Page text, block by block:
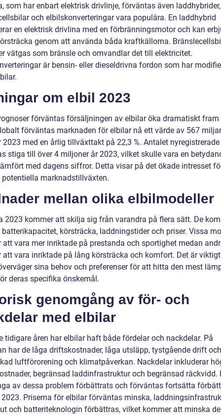
som har enbart elektrisk drivlinje, förväntas även laddhybrider,
och elbilskonverteringar vara populära. En laddhybrid
en elektrisk drivlina med en förbränningsmotor och kan
genom att använda båda kraftkällorna.
vätgas som bränsle och omvandlar det till elektricitet.
är bensin- eller dieseldrivna fordon som har
om elbil 2023
förväntas försäljningen av elbilar öka dramatiskt
förväntas marknaden för elbilar nå ett värde av 567
2023 med en årlig tillväxttakt på 22,3 %. Antalet
stiga till över 4 miljoner år 2023, vilket skulle vara en
med dagens siffror. Detta visar på det ökade intresset
potentiella marknadstillväxten.
mellan olika elbilmodeller
2023 kommer att skilja sig från varandra på flera sätt. De
körsträcka, laddningstider och priser. Vissa
att vara mer inriktade på prestanda och sportighet medan
att vara inriktade på lång körsträcka och komfort. Det är
sina behov och preferenser för att hitta den mest
deras specifika önskemål.
genomgång av för- och
med elbilar
tidigare åren har elbilar haft både fördelar och nackdelar. På
har de låga driftskostnader, låga utsläpp, tystgående drift
luftförorening och klimatpåverkan. Nackdelar inkluderar
begränsad laddinfrastruktur och begränsad räckvidd.
av dessa problem förbättrats och förväntas fortsätta
Priserna för elbilar förväntas minska,
och batteriteknologin förbättras, vilket kommer att minska de